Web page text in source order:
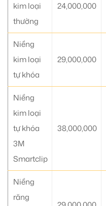
kim loại
thường
24,000,000
Niềng
kim loại
tự khóa
29,000,000
Niềng
kim loại
tự khóa
3M
Smartclip
38,000,000
Niềng
răng